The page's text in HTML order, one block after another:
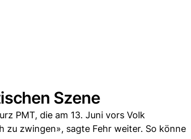
Szene
PMT, die am 13. Juni vors Volk
zu zwingen», sagte Fehr weiter. So könne